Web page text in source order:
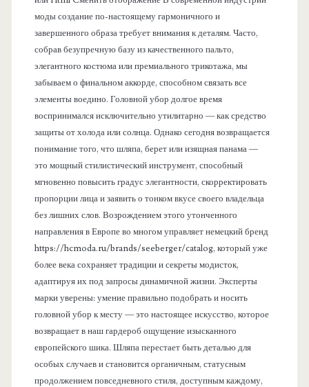
моды создание по-настоящему гармоничного и
завершенного образа требует внимания к деталям. Часто,
собрав безупречную базу из качественного пальто,
элегантного костюма или премиального трикотажа, мы
забываем о финальном аккорде, способном связать все
элементы воедино. Головной убор долгое время
воспринимался исключительно утилитарно — как средство
защиты от холода или солнца. Однако сегодня возвращается
понимание того, что шляпа, берет или изящная панама —
это мощный стилистический инструмент, способный
мгновенно повысить градус элегантности, скорректировать
пропорции лица и заявить о тонком вкусе своего владельца
без лишних слов. Возрождением этого утонченного
направления в Европе во многом управляет немецкий бренд
https://hcmoda.ru/brands/seeberger/catalog, который уже
более века сохраняет традиции и секреты модисток,
адаптируя их под запросы динамичной жизни. Эксперты
марки уверены: умение правильно подобрать и носить
головной убор к месту — это настоящее искусство, которое
возвращает в наш гардероб ощущение изысканного
европейского шика. Шляпа перестает быть деталью для
особых случаев и становится органичным, статусным
продолжением повседневного стиля, доступным каждому,